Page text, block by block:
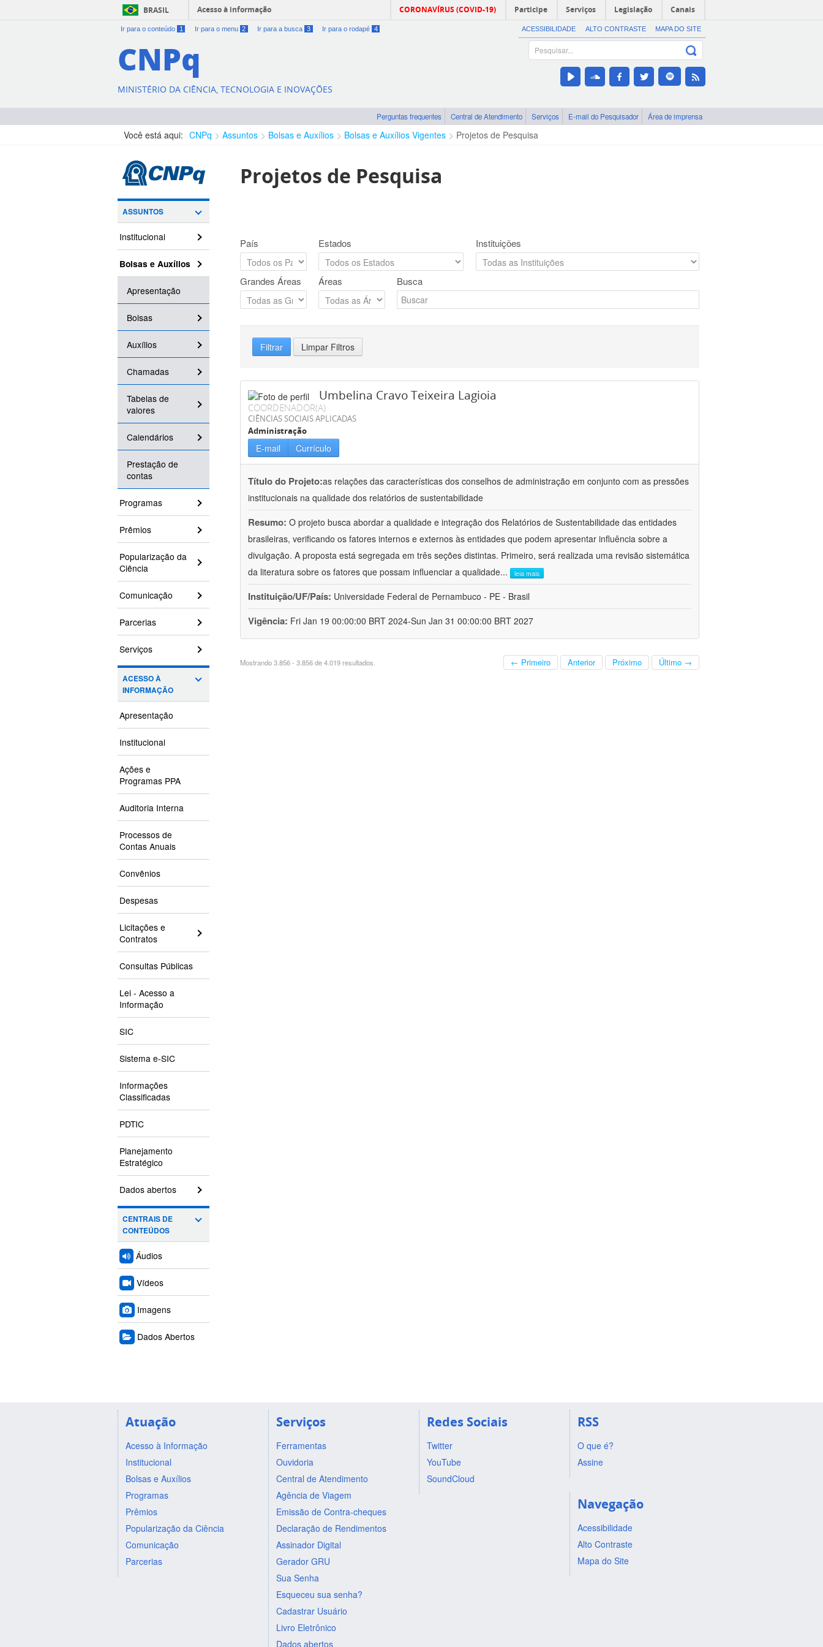
BRASIL Acesso à informação CORONAVÍRUS (COVID-19) Participe Serviços Legislação Canais
Ir para o conteúdo 1 Ir para o menu 2 Ir para a busca 3 Ir para o rodapé 4 ACESSIBILIDADE ALTO CONTRASTE MAPA DO SITE
CNPq
MINISTÉRIO DA CIÊNCIA, TECNOLOGIA E INOVAÇÕES
Perguntas frequentes Central de Atendimento Serviços E-mail do Pesquisador Área de imprensa
Você está aqui: CNPq Assuntos Bolsas e Auxílios Bolsas e Auxílios Vigentes Projetos de Pesquisa
ASSUNTOS
Institucional
Bolsas e Auxílios
Apresentação
Bolsas
Auxílios
Chamadas
Tabelas de
valores
Calendários
Prestação de
contas
Programas
Prêmios
Popularização da
Ciência
Comunicação
Parcerias
Serviços
ACESSO À
INFORMAÇÃO
Apresentação
Institucional
Ações e
Programas PPA
Auditoria Interna
Processos de
Contas Anuais
Convênios
Despesas
Licitações e
Contratos
Consultas Públicas
Lei - Acesso a
Informação
SIC
Sistema e-SIC
Informações
Classificadas
PDTIC
Planejamento
Estratégico
Dados abertos
CENTRAIS DE
CONTEÚDOS
Áudios
Vídeos
Imagens
Dados Abertos
Projetos de Pesquisa
País Estados Instituições
Grandes Áreas Áreas Busca
Filtrar Limpar Filtros
Umbelina Cravo Teixeira Lagioia
COORDENADOR(A)
CIÊNCIAS SOCIAIS APLICADAS
Administração
E-mail Currículo
Título do Projeto:as relações das características dos conselhos de administração em conjunto com as pressões
institucionais na qualidade dos relatórios de sustentabilidade
Resumo: O projeto busca abordar a qualidade e integração dos Relatórios de Sustentabilidade das entidades
brasileiras, verificando os fatores internos e externos às entidades que podem apresentar influência sobre a
divulgação. A proposta está segregada em três seções distintas. Primeiro, será realizada uma revisão sistemática
da literatura sobre os fatores que possam influenciar a qualidade... leia mais
Instituição/UF/País: Universidade Federal de Pernambuco - PE - Brasil
Vigência: Fri Jan 19 00:00:00 BRT 2024-Sun Jan 31 00:00:00 BRT 2027
Mostrando 3.856 - 3.856 de 4.019 resultados. ← Primeiro Anterior Próximo Último →
Atuação
Acesso à Informação
Institucional
Bolsas e Auxílios
Programas
Prêmios
Popularização da Ciência
Comunicação
Parcerias
Serviços
Ferramentas
Ouvidoria
Central de Atendimento
Agência de Viagem
Emissão de Contra-cheques
Declaração de Rendimentos
Assinador Digital
Gerador GRU
Sua Senha
Esqueceu sua senha?
Cadastrar Usuário
Livro Eletrônico
Dados abertos
Redes Sociais
Twitter
YouTube
SoundCloud
RSS
O que é?
Assine
Navegação
Acessibilidade
Alto Contraste
Mapa do Site